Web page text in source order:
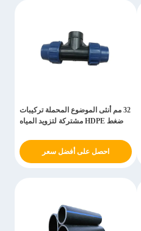
32 مم أنثى الموضوع المحملة تركيبات
ضغط HDPE مشتركة لتزويد المياه
احصل على أفضل سعر